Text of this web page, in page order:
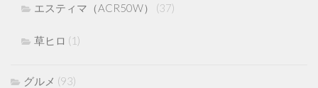
エスティマ（ACR50W） (37)
草ヒロ (1)
グルメ (93)